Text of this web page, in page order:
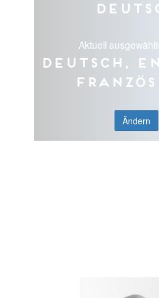
Aktuell
Deutsch,
Ändern